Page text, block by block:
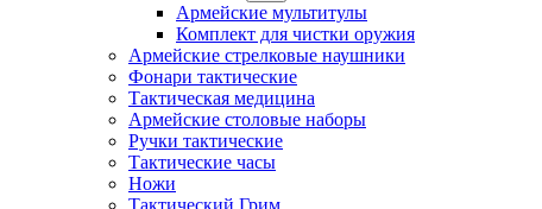
Армейские мультитулы
Комплект для чистки оружия
Армейские стрелковые наушники
Фонари тактические
Тактическая медицина
Армейские столовые наборы
Ручки тактические
Тактические часы
Ножи
Тактический Грим